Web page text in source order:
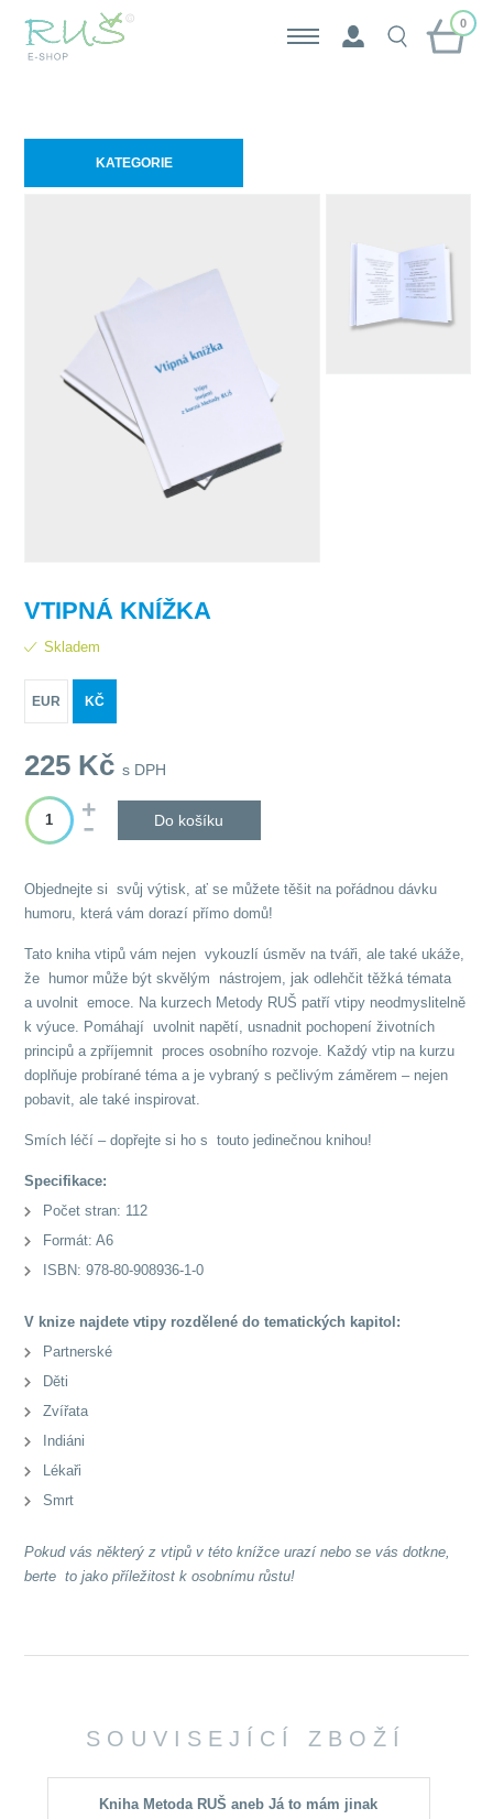
0
KATEGORIE
VTIPNÁ KNÍŽKA
Skladem
EUR KČ
225 Kčs DPH
Do košíku
Objednejte si svůj výtisk, ať se můžete těšit na pořádnou dávku
humoru, která vám dorazí přímo domů!
Tato kniha vtipů vám nejen vykouzlí úsměv na tváři, ale také ukáže,
že humor může být skvělým nástrojem, jak odlehčit těžká témata
a uvolnit emoce. Na kurzech Metody RUŠ patří vtipy neodmyslitelně
k výuce. Pomáhají uvolnit napětí, usnadnit pochopení životních
principů a zpříjemnit proces osobního rozvoje. Každý vtip na kurzu
doplňuje probírané téma a je vybraný s pečlivým záměrem – nejen
pobavit, ale také inspirovat.
Smích léčí – dopřejte si ho s touto jedinečnou knihou!
Specifikace:
Počet stran: 112
Formát: A6
ISBN: 978-80-908936-1-0
V knize najdete vtipy rozdělené do tematických kapitol:
Partnerské
Děti
Zvířata
Indiáni
Lékaři
Smrt
Pokud vás některý z vtipů v této knížce urazí nebo se vás dotkne,
berte to jako příležitost k osobnímu růstu!
SOUVISEJÍCÍ ZBOŽÍ
Kniha Metoda RUŠ aneb Já to mám jinak